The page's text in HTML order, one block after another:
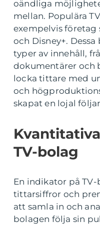
oändliga
mellan. Populära
exempelvis företag
och Disney+.
typer av innehåll,
dokumentärer och
locka tittare med
och
skapat en lojal
TV-bolag
En indikator på
tittarsiffror och
att samla in och
bolagen följa sin